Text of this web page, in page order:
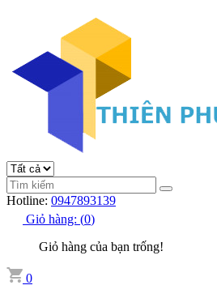
Hotline: 0947893139
Giỏ hàng: (0)
Giỏ hàng của bạn trống!
0